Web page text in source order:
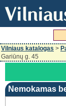
Vilniaus katalogas >
Gariūnų g. 45
Nemokamas